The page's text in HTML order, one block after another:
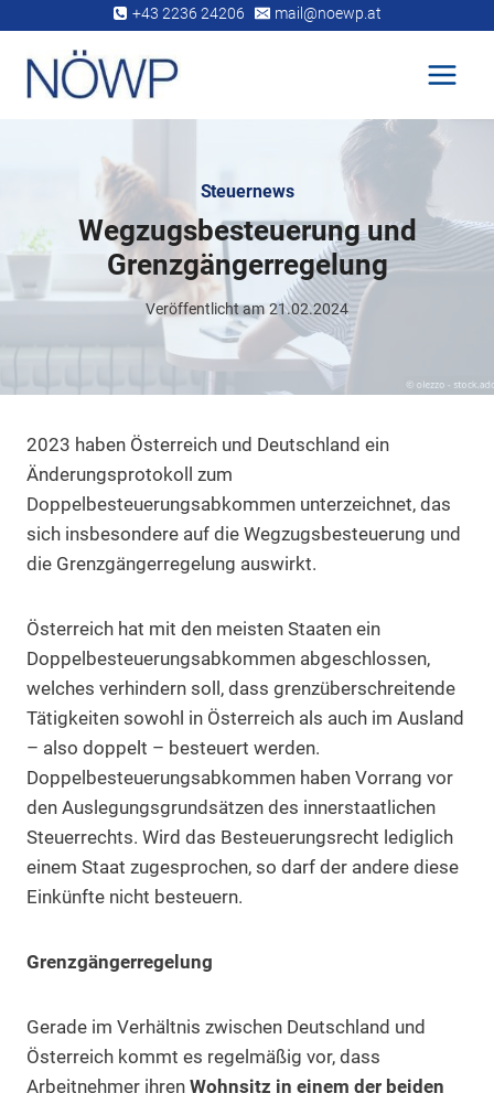
springen
+43 2236 24206 mail@noewp.at
Steuernews
Wegzugsbesteuerung und
Grenzgängerregelung
Veröffentlicht am 21.02.2024
2023 haben Österreich und Deutschland ein
Änderungsprotokoll zum
Doppelbesteuerungsabkommen unterzeichnet, das
sich insbesondere auf die Wegzugsbesteuerung und
die Grenzgängerregelung auswirkt.
Österreich hat mit den meisten Staaten ein
Doppelbesteuerungsabkommen abgeschlossen,
welches verhindern soll, dass grenzüberschreitende
Tätigkeiten sowohl in Österreich als auch im Ausland
– also doppelt – besteuert werden.
Doppelbesteuerungsabkommen haben Vorrang vor
den Auslegungsgrundsätzen des innerstaatlichen
Steuerrechts. Wird das Besteuerungsrecht lediglich
einem Staat zugesprochen, so darf der andere diese
Einkünfte nicht besteuern.
Grenzgängerregelung
Gerade im Verhältnis zwischen Deutschland und
Österreich kommt es regelmäßig vor, dass
Arbeitnehmer ihren Wohnsitz in einem der beiden